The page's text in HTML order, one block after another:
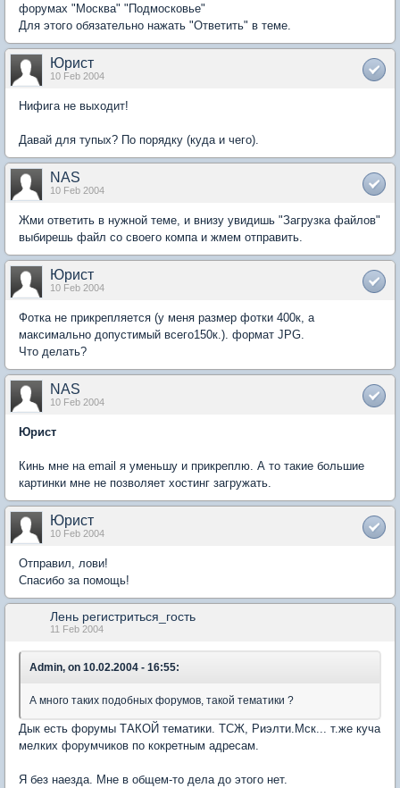
форумах "Москва" "Подмосковье"
Для этого обязательно нажать "Ответить" в теме.
Юрист
10 Feb 2004
Нифига не выходит!
Давай для тупых? По порядку (куда и чего).
NAS
10 Feb 2004
Жми ответить в нужной теме, и внизу увидишь "Загрузка файлов"
выбирешь файл со своего компа и жмем отправить.
Юрист
10 Feb 2004
Фотка не прикрепляется (у меня размер фотки 400к, а
максимально допустимый всего150к.). формат JPG.
Что делать?
NAS
10 Feb 2004
Юрист
Кинь мне на email я уменьшу и прикреплю. А то такие большие
картинки мне не позволяет хостинг загружать.
Юрист
10 Feb 2004
Отправил, лови!
Спасибо за помощь!
Лень регистриться_гость
11 Feb 2004
Admin, on 10.02.2004 - 16:55:
А много таких подобных форумов, такой тематики ?
Дык есть форумы ТАКОЙ тематики. ТСЖ, Риэлти.Мск... т.же куча
мелких форумчиков по кокретным адресам.
Я без наезда. Мне в общем-то дела до этого нет.